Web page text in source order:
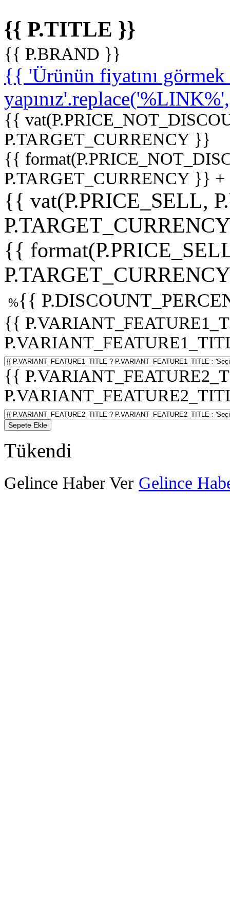
{{ P.TITLE }}
{{ P.BRAND }}
{{ 'Ürünün fiyatını
{{
P.TARGET_CURRENCY }}
{{
P.TARGET_CURRENCY }}
{{ vat(P.PRICE_SELL,
{{
%{{
{{
{{
Sepete Ekle
Tükendi
Gelince Haber Ver Gelince